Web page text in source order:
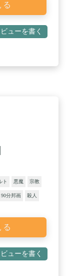
ューを書く
ト 悪魔 宗教
90分邦画 殺人
ューを書く